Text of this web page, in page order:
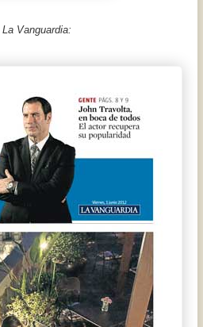
La Vanguardia: